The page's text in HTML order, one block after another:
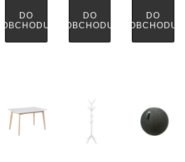
DO
OBCHODU
DO
OBCHODU
DO
OBCHODU